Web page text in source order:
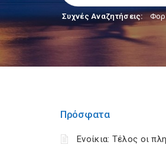
Συχνές Αναζητήσεις:
Πρόσφατα
Ενοίκια: Τέλος οι